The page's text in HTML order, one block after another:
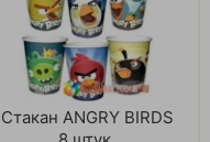
Стакан ANGRY BIRDS